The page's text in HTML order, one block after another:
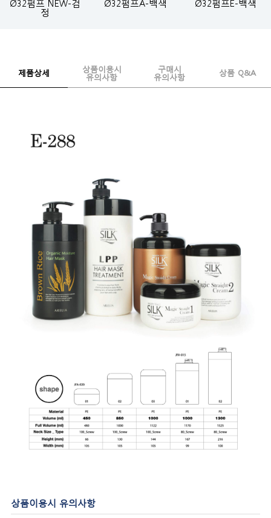
Ø32펌프 NEW-검
정
Ø32펌프A-백색 Ø32펌프E-백색
제품상세 상품이용시
유의사항
구매시
유의사항 상품 Q&A
상품이용시 유의사항